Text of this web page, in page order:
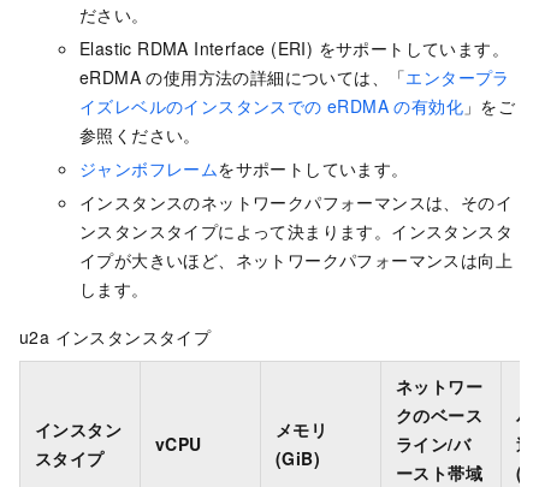
ださい。
Elastic RDMA Interface (ERI) をサポートしています。
eRDMA の使用方法の詳細については、「エンタープラ
イズレベルのインスタンスでの eRDMA の有効化 」をご
参照ください。
ジャンボフレームをサポートしています。
インスタンスのネットワークパフォーマンスは、そのイ
ンスタンスタイプによって決まります。インスタンスタ
イプが大きいほど、ネットワークパフォーマンスは向上
します。
u2a インスタンスタイプ
インスタン
スタイプ
vCPU
メモリ
(GiB)
ネットワー
クのベース
ライン/バ
ースト帯域
パ
送